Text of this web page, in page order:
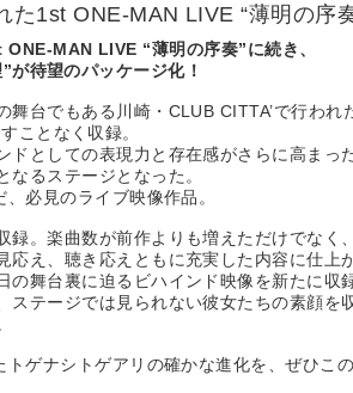
1st ONE-MAN LIVE “薄明の序
MAN LIVE “薄明の序奏”に続き、
待望のパッケージ化！
台でもある川崎・CLUB CITTA’で行われ
ことなく収録。
としての表現力と存在感がさらに高まった
なるステージとなった。
必見のライブ映像作品。
。楽曲数が前作よりも増えただけでなく、
え、聴き応えともに充実した内容に仕上
舞台裏に迫るビハインド映像を新たに収録
ステージでは見られない彼女たちの素顔を
ゲナシトゲアリの確かな進化を、ぜひこ